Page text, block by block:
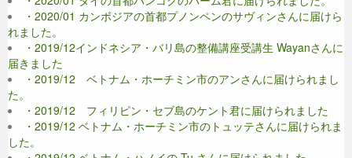
・2020/01 カンボジアの首都プノンペンのサヴィンさんに届けら
れました。
・2019/12インドネシア・バリ島の整備講座受講生 Wayanさんに
届きました
・2019/12 ベトナム・ホーチミン市のアンさんに届けられまし
た。
・2019/12 フィリピン・セブ島のケント君に届けられました
・2019/12 ベトナム・ホーチミン市のトュッテさんに届けられま
した。